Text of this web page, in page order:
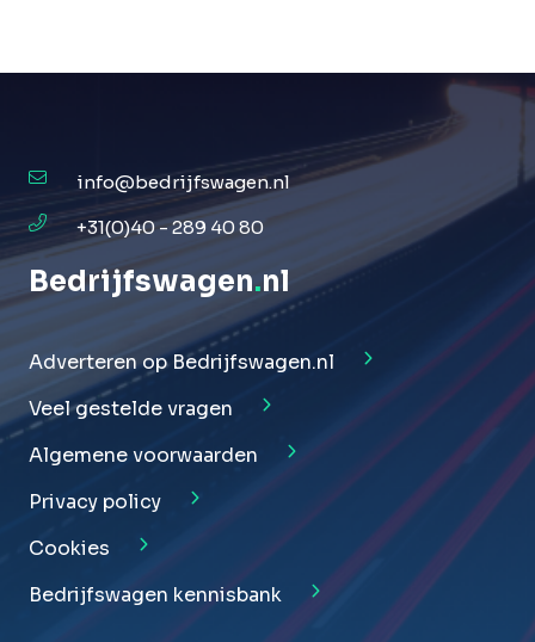
info@bedrijfswagen.nl
+31(0)40 - 289 40 80
Bedrijfswagen.nl
Adverteren op Bedrijfswagen.nl
Veel gestelde vragen
Algemene voorwaarden
Privacy policy
Cookies
Bedrijfswagen kennisbank